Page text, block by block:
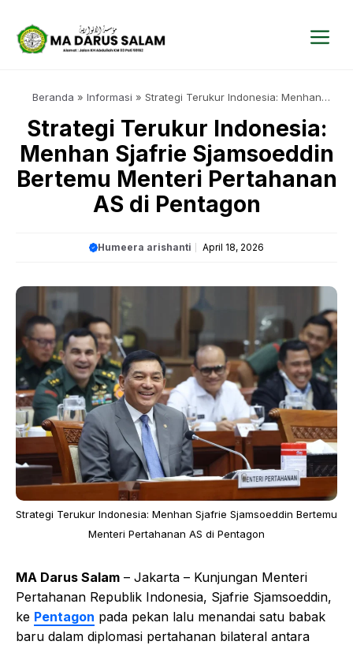
Beranda » Informasi » Strategi Terukur Indonesia: Menhan
Strategi Terukur Indonesia:
Menhan Sjafrie Sjamsoeddin
Bertemu Menteri Pertahanan
AS di Pentagon
Humeera arishanti April 18, 2026
Strategi Terukur Indonesia: Menhan Sjafrie Sjamsoeddin Bertemu
Menteri Pertahanan AS di Pentagon
MA Darus Salam – Jakarta – Kunjungan Menteri
Pertahanan Republik Indonesia, Sjafrie Sjamsoeddin,
ke Pentagon pada pekan lalu menandai satu babak
baru dalam diplomasi pertahanan bilateral antara